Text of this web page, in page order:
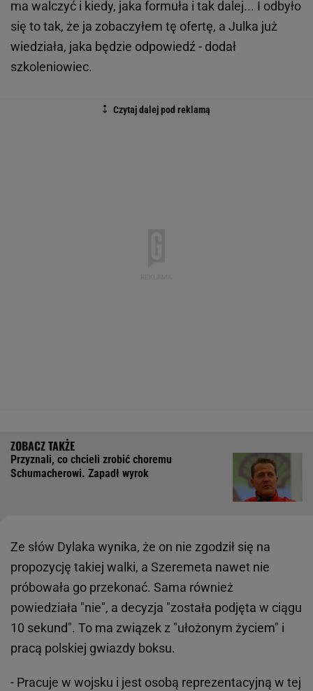
ma walczyć i kiedy, jaka formuła i tak dalej... I odbyło
się to tak, że ja zobaczyłem tę ofertę, a Julka już
wiedziała, jaka będzie odpowiedź - dodał
szkoleniowiec.
Przyznali, co chcieli zrobić choremu
Schumacherowi. Zapadł wyrok
Ze słów Dylaka wynika, że on nie zgodził się na
propozycję takiej walki, a Szeremeta nawet nie
próbowała go przekonać. Sama również
powiedziała "nie", a decyzja "została podjęta w ciągu
10 sekund". To ma związek z "ułożonym życiem" i
pracą polskiej gwiazdy boksu.
- Pracuje w wojsku i jest osobą reprezentacyjną w tej